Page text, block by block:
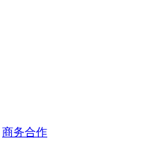
商务合作